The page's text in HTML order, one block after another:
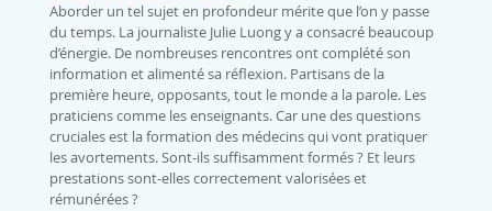
Aborder un tel sujet en profondeur mérite que l’on y passe
du temps. La journaliste Julie Luong y a consacré beaucoup
d’énergie. De nombreuses rencontres ont complété son
information et alimenté sa réflexion. Partisans de la
première heure, opposants, tout le monde a la parole. Les
praticiens comme les enseignants. Car une des questions
cruciales est la formation des médecins qui vont pratiquer
les avortements. Sont-ils suffisamment formés ? Et leurs
prestations sont-elles correctement valorisées et
rémunérées ?